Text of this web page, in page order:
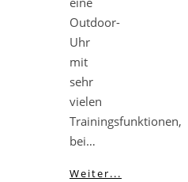
Outdoor-
Uhr
mit
sehr
vielen
Trainingsfunktionen,
bei…
Weiter...